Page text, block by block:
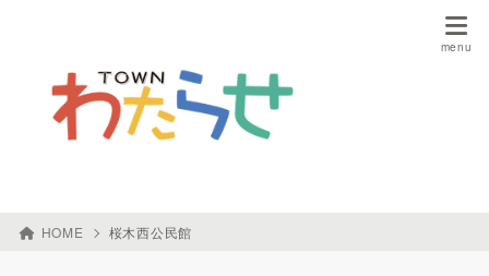
HOME 桜木西公民館